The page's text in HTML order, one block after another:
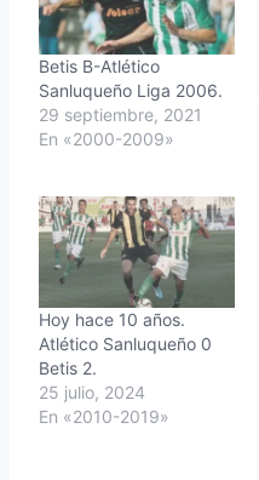
Betis B-Atlético
Sanluqueño Liga 2006.
29 septiembre, 2021
En «2000-2009»
Hoy hace 10 años.
Atlético Sanluqueño 0
Betis 2.
25 julio, 2024
En «2010-2019»